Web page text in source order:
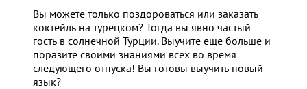
Вы можете только поздороваться или заказать
коктейль на турецком? Тогда вы явно частый
гость в солнечной Турции. Выучите еще больше и
поразите своими знаниями всех во время
следующего отпуска! Вы готовы выучить новый
язык?